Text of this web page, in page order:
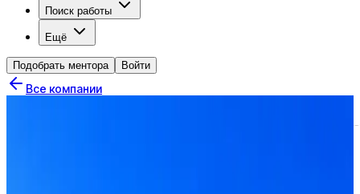
Поиск работы
Ещё
Подобрать ментора Войти
Все компании